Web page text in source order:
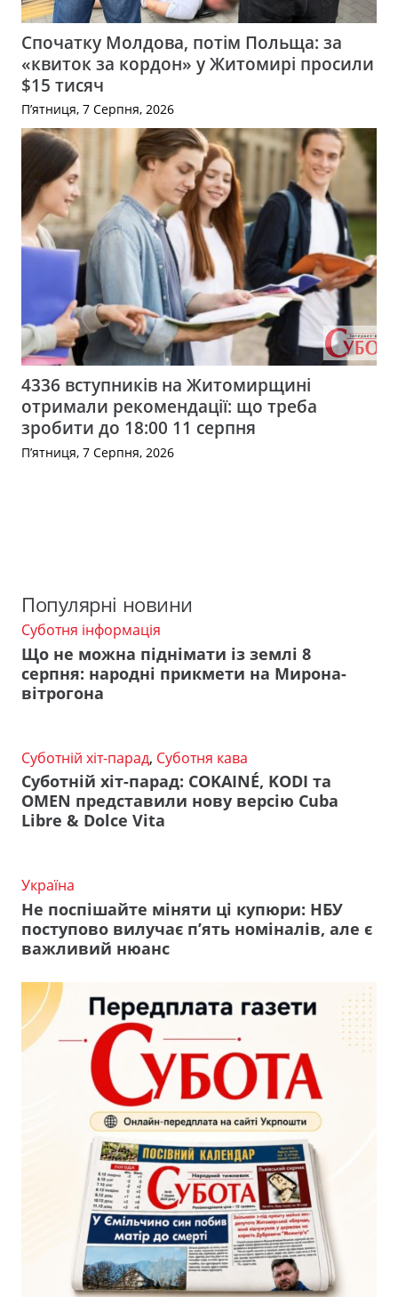
Спочатку Молдова, потім Польща: за
«квиток за кордон» у Житомирі просили
$15 тисяч
П’ятниця, 7 Серпня, 2026
4336 вступників на Житомирщині
отримали рекомендації: що треба
зробити до 18:00 11 серпня
П’ятниця, 7 Серпня, 2026
Популярні новини
Суботня інформація
Що не можна піднімати із землі 8
серпня: народні прикмети на Мирона-
вітрогона
Суботній хіт-парад, Суботня кава
Суботній хіт-парад: COKAINÉ, KODI та
OMEN представили нову версію Cuba
Libre & Dolce Vita
Україна
Не поспішайте міняти ці купюри: НБУ
поступово вилучає п’ять номіналів, але є
важливий нюанс